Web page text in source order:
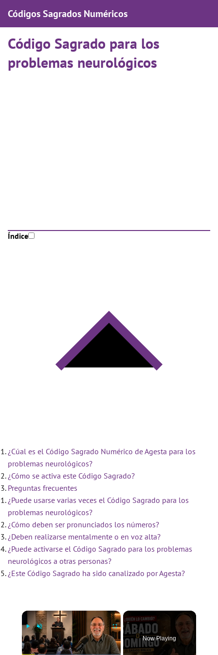
Códigos Sagrados Numéricos
Código Sagrado para los
problemas neurológicos
Índice
¿Cúal es el Código Sagrado Numérico de Agesta para los
problemas neurológicos?
¿Cómo se activa este Código Sagrado?
Preguntas frecuentes
¿Puede usarse varias veces el Código Sagrado para los
problemas neurológicos?
¿Cómo deben ser pronunciados los números?
¿Deben realizarse mentalmente o en voz alta?
¿Puede activarse el Código Sagrado para los problemas
neurológicos a otras personas?
¿Este Código Sagrado ha sido canalizado por Agesta?
×
Now Playing